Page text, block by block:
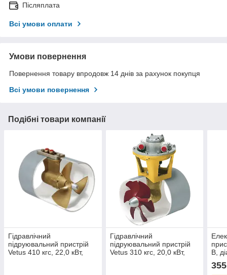
Післяплата
Всі умови оплати
Умови повернення
Повернення товару впродовж 14 днів за рахунок покупця
Всі умови повернення
Подібні товари компанії
Гідравлічний
підруювальний пристрій
Vetus 410 кгс, 22,0 кВт,
Гідравлічний
підруювальний пристрій
Vetus 310 кгс, 20,0 кВт,
В,